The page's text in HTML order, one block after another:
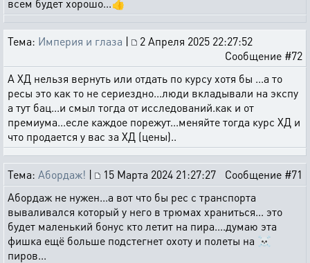
всем будет хорошо...👍
Тема: Империя и глаза |
2 Апреля 2025 22:27:52
Сообщение #72
А ХД нельзя вернуть или отдать по курсу хотя бы ...а то
ресы это как то не сериездно...люди вкладывали на экспу
а тут бац...и смыл тогда от исследований.как и от
премиума...есле каждое порежут...меняйте тогда курс ХД и
что продается у вас за ХД (цены)..
Тема: Абордаж! | 15 Марта 2024 21:27:27
Сообщение #71
Абордаж не нужен...а вот что бы рес с транспорта
вываливался который у него в трюмах храниться... это
будет маленький бонус кто летит на пира....думаю эта
фишка ещё больше подстегнет охоту и полеты на ☠️
пиров...